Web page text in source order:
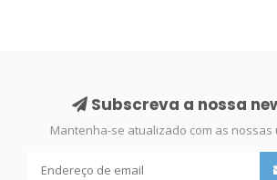
Subscreva a nossa
Mantenha-se atualizado com as